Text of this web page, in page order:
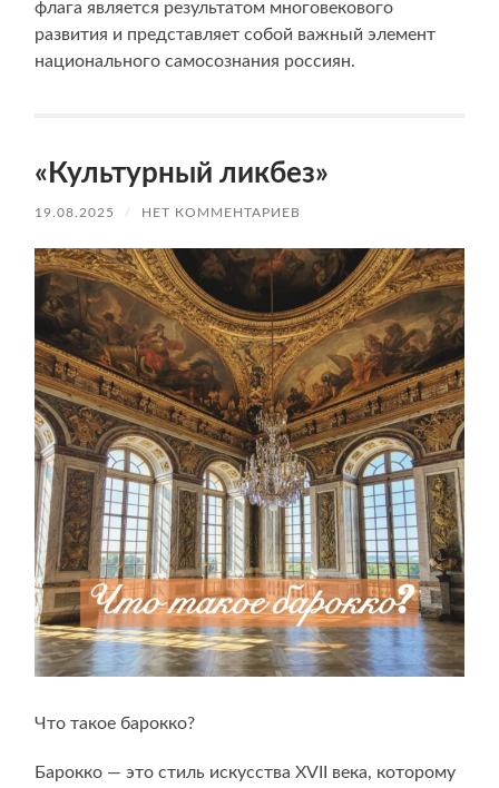
флага является результатом многовекового
развития и представляет собой важный элемент
национального самосознания россиян.
«Культурный ликбез»
19.08.2025 / НЕТ КОММЕНТАРИЕВ
Что такое барокко?
Барокко — это стиль искусства XVII века, которому